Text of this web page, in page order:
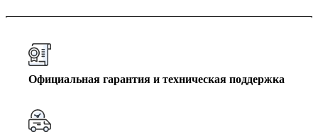
Официальная гарантия и техническая поддержка